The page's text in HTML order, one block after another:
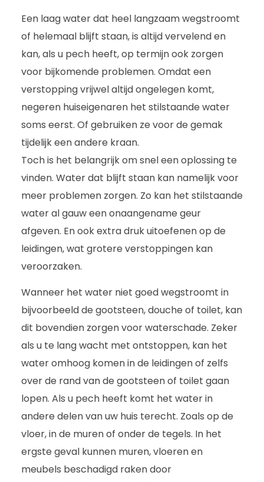
Een laag water dat heel langzaam wegstroomt
of helemaal blijft staan, is altijd vervelend en
kan, als u pech heeft, op termijn ook zorgen
voor bijkomende problemen. Omdat een
verstopping vrijwel altijd ongelegen komt,
negeren huiseigenaren het stilstaande water
soms eerst. Of gebruiken ze voor de gemak
tijdelijk een andere kraan.
Toch is het belangrijk om snel een oplossing te
vinden. Water dat blijft staan kan namelijk voor
meer problemen zorgen. Zo kan het stilstaande
water al gauw een onaangename geur
afgeven. En ook extra druk uitoefenen op de
leidingen, wat grotere verstoppingen kan
veroorzaken.
Wanneer het water niet goed wegstroomt in
bijvoorbeeld de gootsteen, douche of toilet, kan
dit bovendien zorgen voor waterschade. Zeker
als u te lang wacht met ontstoppen, kan het
water omhoog komen in de leidingen of zelfs
over de rand van de gootsteen of toilet gaan
lopen. Als u pech heeft komt het water in
andere delen van uw huis terecht. Zoals op de
vloer, in de muren of onder de tegels. In het
ergste geval kunnen muren, vloeren en
meubels beschadigd raken door